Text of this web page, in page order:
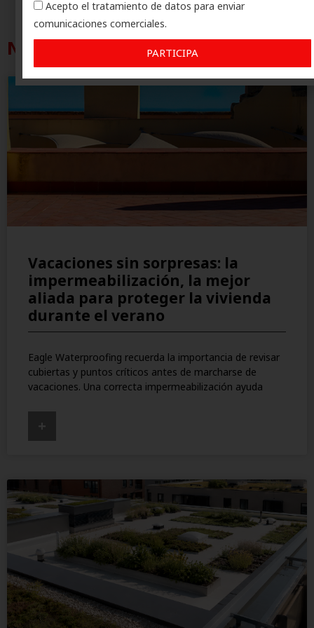
News
Vacaciones sin sorpresas: la
impermeabilización, la mejor
aliada para proteger la vivienda
durante el verano
Eagle Waterproofing recuerda la importancia de revisar
cubiertas y puntos críticos antes de marcharse de
vacaciones. Una correcta impermeabilización ayuda
+
Acepto el tratamiento de datos para enviar
comunicaciones comerciales.
PARTICIPA